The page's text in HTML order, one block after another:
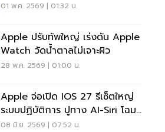
01 พ.ค. 2569 | 01:32 น.
Apple ปรับทัพใหญ่ เร่งดัน Apple
Watch วัดน้ำตาลไม่เจาะผิว
28 พ.ค. 2569 | 01:00 น.
Apple จ่อเปิด IOS 27 รีเซ็ตใหญ่
ระบบปฏิบัติการ ปูทาง AI-Siri โฉม
ใหม่
08 มิ.ย. 2569 | 07:52 น.